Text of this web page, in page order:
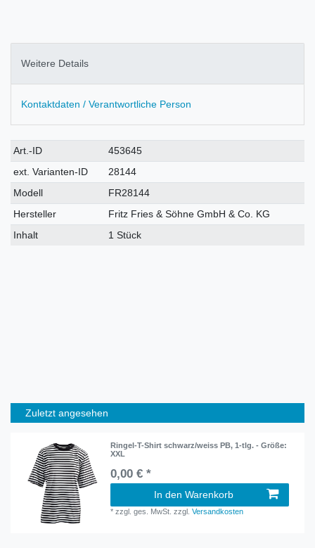
Weitere Details
Kontaktdaten / Verantwortliche Person
Technisches
Merkmal
Wert
Art.-ID
453645
ext. Varianten-ID
28144
Modell
FR28144
Hersteller
Fritz Fries & Söhne GmbH & Co. KG
Inhalt
1 Stück
Zuletzt angesehen
Ringel-T-Shirt schwarz/weiss PB, 1-tlg. - Größe:
XXL
0,00 € *
In den Warenkorb
*zzgl. ges. MwSt. zzgl.Versandkosten